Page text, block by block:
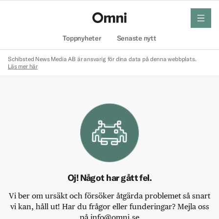
Toppnyheter Senaste nytt
meny
Schibsted News Media AB är ansvarig för dina data på denna webbplats.
Läs mer här
Oj! Något har gått fel.
Vi ber om ursäkt och försöker åtgärda problemet så snart
vi kan, håll ut! Har du frågor eller funderingar? Mejla oss